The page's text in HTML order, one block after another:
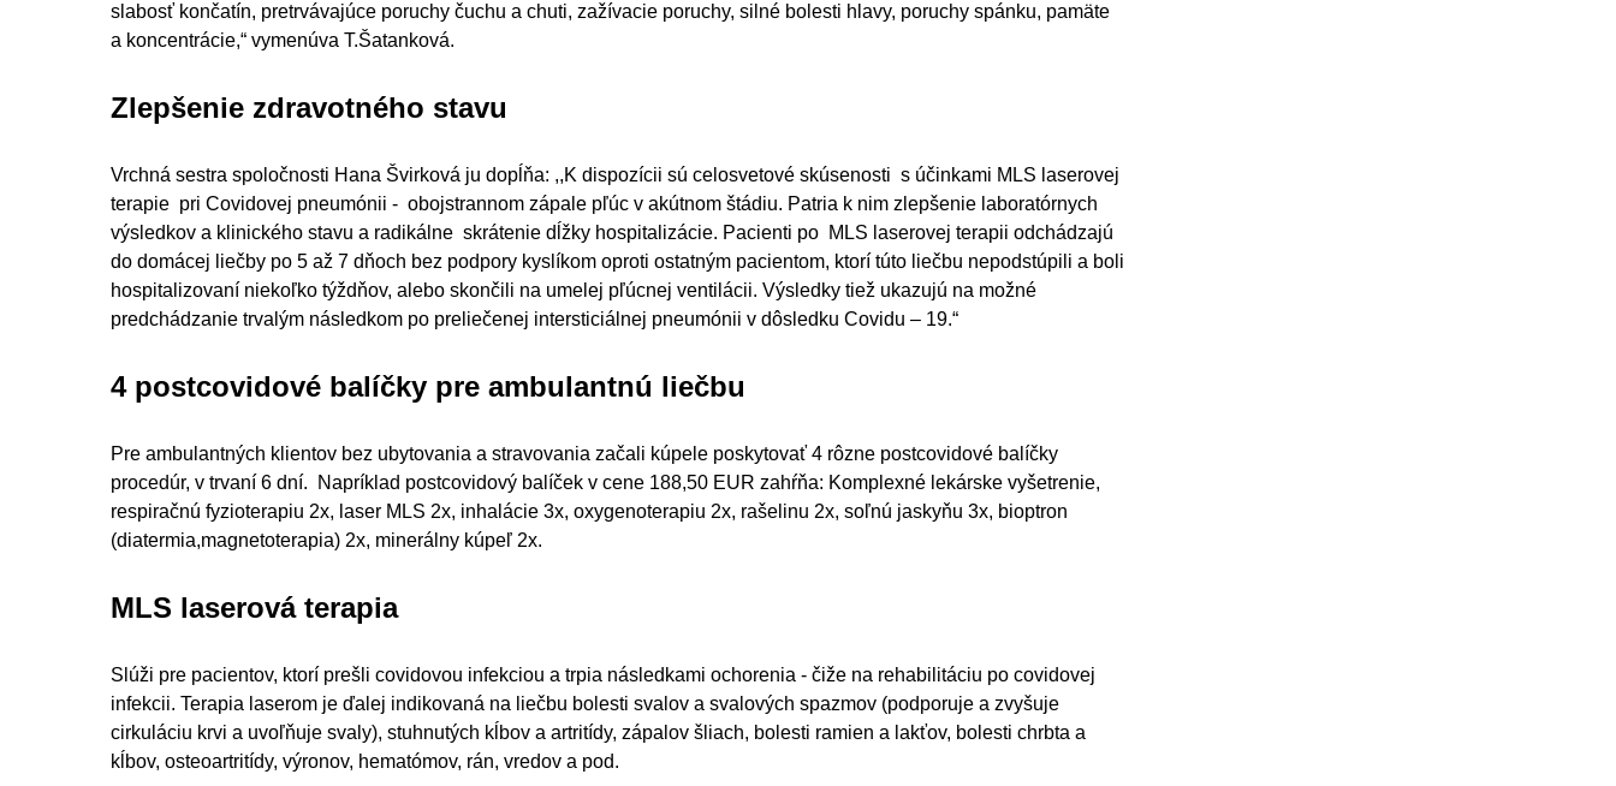
slabosť končatín, pretrvávajúce poruchy čuchu a chuti, zažívacie poruchy, silné bolesti hlavy, poruchy spánku, pamäte
a koncentrácie,“ vymenúva T.Šatanková.
Zlepšenie zdravotného stavu
Vrchná sestra spoločnosti Hana Švirková ju dopĺňa: ,,K dispozícii sú celosvetové skúsenosti s účinkami MLS laserovej
terapie pri Covidovej pneumónii - obojstrannom zápale pľúc v akútnom štádiu. Patria k nim zlepšenie laboratórnych
výsledkov a klinického stavu a radikálne skrátenie dĺžky hospitalizácie. Pacienti po MLS laserovej terapii odchádzajú
do domácej liečby po 5 až 7 dňoch bez podpory kyslíkom oproti ostatným pacientom, ktorí túto liečbu nepodstúpili a boli
hospitalizovaní niekoľko týždňov, alebo skončili na umelej pľúcnej ventilácii. Výsledky tiež ukazujú na možné
predchádzanie trvalým následkom po preliečenej intersticiálnej pneumónii v dôsledku Covidu – 19.“
4 postcovidové balíčky pre ambulantnú liečbu
Pre ambulantných klientov bez ubytovania a stravovania začali kúpele poskytovať 4 rôzne postcovidové balíčky
procedúr, v trvaní 6 dní. Napríklad postcovidový balíček v cene 188,50 EUR zahŕňa: Komplexné lekárske vyšetrenie,
respiračnú fyzioterapiu 2x, laser MLS 2x, inhalácie 3x, oxygenoterapiu 2x, rašelinu 2x, soľnú jaskyňu 3x, bioptron
(diatermia,magnetoterapia) 2x, minerálny kúpeľ 2x.
MLS laserová terapia
Slúži pre pacientov, ktorí prešli covidovou infekciou a trpia následkami ochorenia - čiže na rehabilitáciu po covidovej
infekcii. Terapia laserom je ďalej indikovaná na liečbu bolesti svalov a svalových spazmov (podporuje a zvyšuje
cirkuláciu krvi a uvoľňuje svaly), stuhnutých kĺbov a artritídy, zápalov šliach, bolesti ramien a lakťov, bolesti chrbta a
kĺbov, osteoartritídy, výronov, hematómov, rán, vredov a pod.